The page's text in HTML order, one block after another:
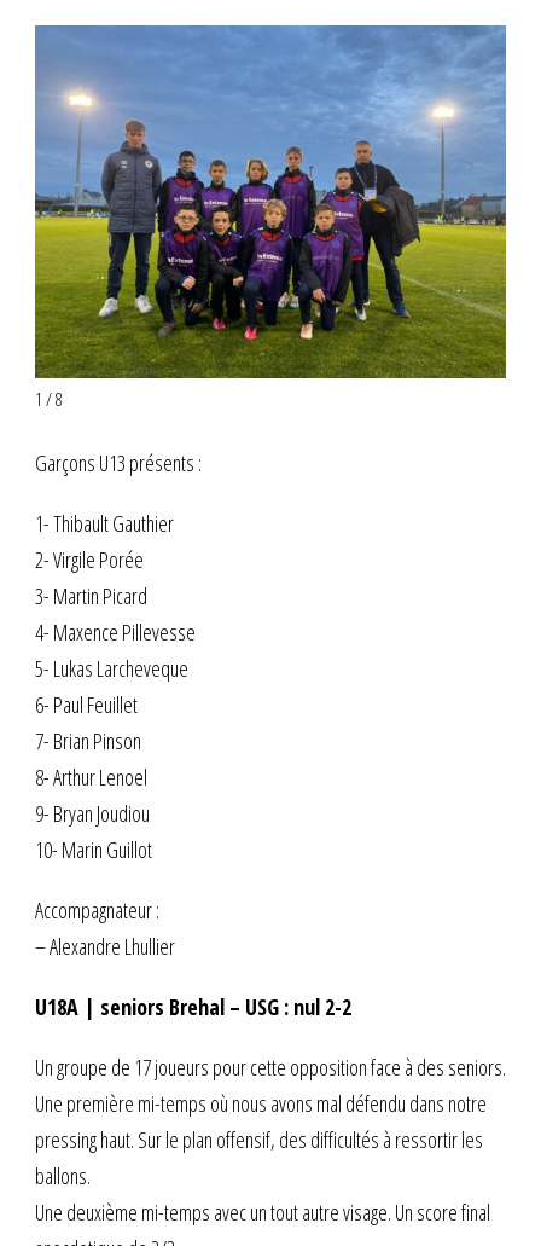
1 / 8
Garçons U13 présents :
1- Thibault Gauthier
2- Virgile Porée
3- Martin Picard
4- Maxence Pillevesse
5- Lukas Larcheveque
6- Paul Feuillet
7- Brian Pinson
8- Arthur Lenoel
9- Bryan Joudiou
10- Marin Guillot
Accompagnateur :
– Alexandre Lhullier
U18A | seniors Brehal – USG : nul 2-2
Un groupe de 17 joueurs pour cette opposition face à des seniors.
Une première mi-temps où nous avons mal défendu dans notre
pressing haut. Sur le plan offensif, des difficultés à ressortir les
ballons.
Une deuxième mi-temps avec un tout autre visage. Un score final